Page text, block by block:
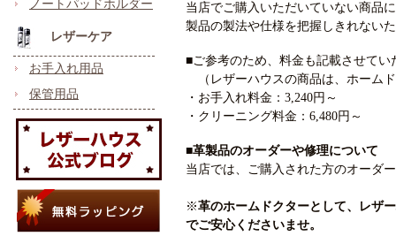
ノートパッドホルダー
レザーケア
お手入れ用品
保管用品
当店でご購入いただいていない商品
製品の製法や仕様を把握しきれない
■ご参考のため、料金も記載させてい
（レザーハウスの商品は、ホーム
・お手入れ料金：3,240円～
・クリーニング料金：6,480円～
■革製品のオーダーや修理について
当店では、ご購入された方のオーダ
※革のホームドクターとして、レザ
でご安心くださいませ。